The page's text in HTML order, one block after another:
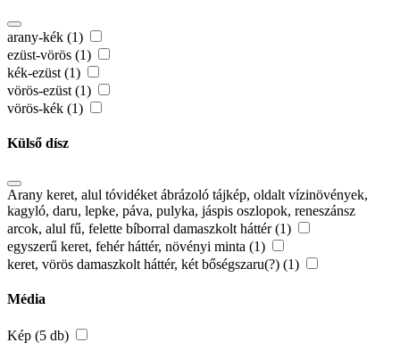
arany-kék (1)
ezüst-vörös (1)
kék-ezüst (1)
vörös-ezüst (1)
vörös-kék (1)
Külső dísz
Arany keret, alul tóvidéket ábrázoló tájkép, oldalt vízinövények,
kagyló, daru, lepke, páva, pulyka, jáspis oszlopok, reneszánsz
arcok, alul fű, felette bíborral damaszkolt háttér (1)
egyszerű keret, fehér háttér, növényi minta (1)
keret, vörös damaszkolt háttér, két bőségszaru(?) (1)
Média
Kép (5 db)